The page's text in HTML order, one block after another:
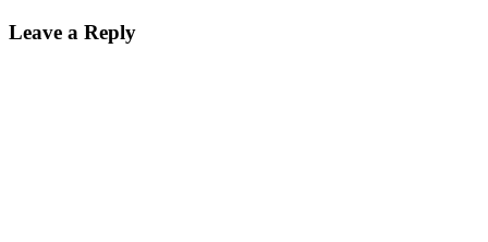
Leave a Reply